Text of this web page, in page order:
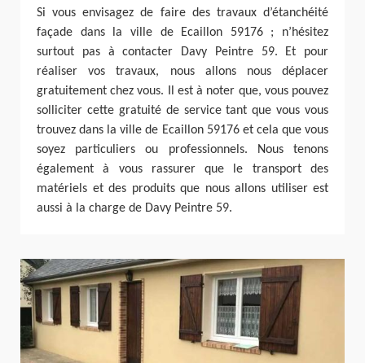
Si vous envisagez de faire des travaux d’étanchéité
façade dans la ville de Ecaillon 59176 ; n’hésitez
surtout pas à contacter Davy Peintre 59. Et pour
réaliser vos travaux, nous allons nous déplacer
gratuitement chez vous. Il est à noter que, vous pouvez
solliciter cette gratuité de service tant que vous vous
trouvez dans la ville de Ecaillon 59176 et cela que vous
soyez particuliers ou professionnels. Nous tenons
également à vous rassurer que le transport des
matériels et des produits que nous allons utiliser est
aussi à la charge de Davy Peintre 59.